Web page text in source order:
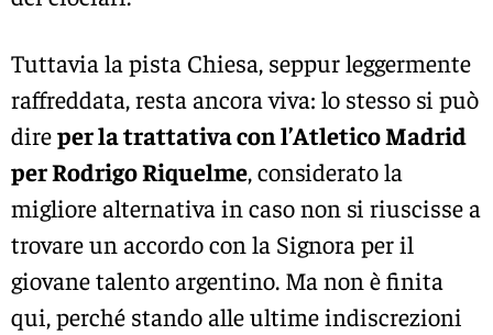
Tuttavia la pista Chiesa, seppur leggermente
raffreddata, resta ancora viva: lo stesso si può
direper la trattativa con l’Atletico Madrid
per Rodrigo Riquelme, considerato la
migliore alternativa in caso non si riuscisse a
trovare un accordo con la Signora per il
giovane talento argentino. Ma non è finita
qui, perché stando alle ultime indiscrezioni